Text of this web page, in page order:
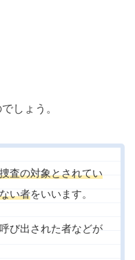
しょう。
査の対象とされてい
い者をいいます。
び出された者などが